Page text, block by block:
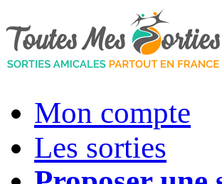
Mon compte
Les sorties